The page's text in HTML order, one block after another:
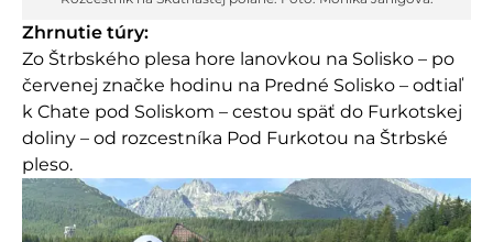
Zhrnutie túry:
Zo Štrbského plesa hore lanovkou na Solisko – po
červenej značke hodinu na Predné Solisko – odtiaľ
k Chate pod Soliskom – cestou späť do Furkotskej
doliny – od rozcestníka Pod Furkotou na Štrbské
pleso.